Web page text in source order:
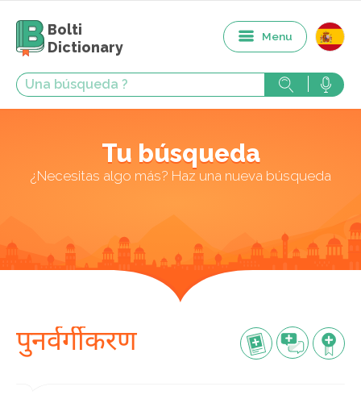
Bolti
Dictionary
Menu
Tu búsqueda
¿Necesitas algo más? Haz una nueva búsqueda
पुनर्वर्गीकरण